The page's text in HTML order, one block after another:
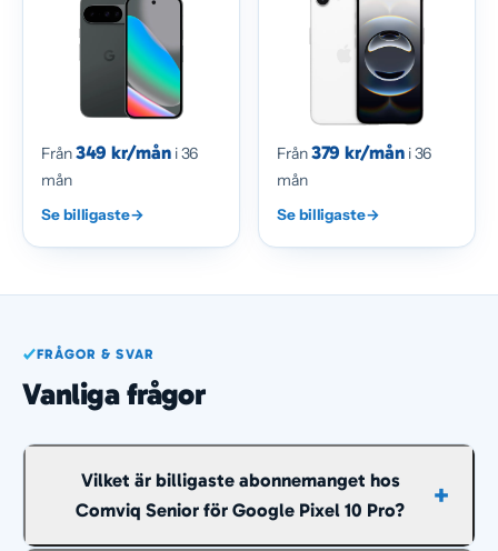
Från349 kr/måni 36
mån
Se billigaste→
Från379 kr/måni 36
mån
Se billigaste→
FRÅGOR & SVAR
Vanliga frågor
Vilket är billigaste abonnemanget hos
Comviq Senior för Google Pixel 10 Pro?